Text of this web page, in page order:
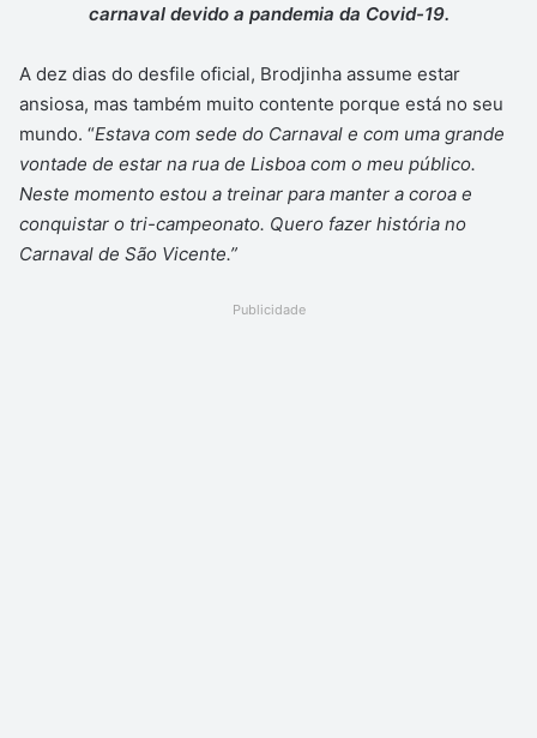
carnaval devido a pandemia da Covid-19.
A dez dias do desfile oficial, Brodjinha assume estar
ansiosa, mas também muito contente porque está no seu
mundo. “Estava com sede do Carnaval e com uma grande
vontade de estar na rua de Lisboa com o meu público.
Neste momento estou a treinar para manter a coroa e
conquistar o tri-campeonato. Quero fazer história no
Carnaval de São Vicente.”
Publicidade